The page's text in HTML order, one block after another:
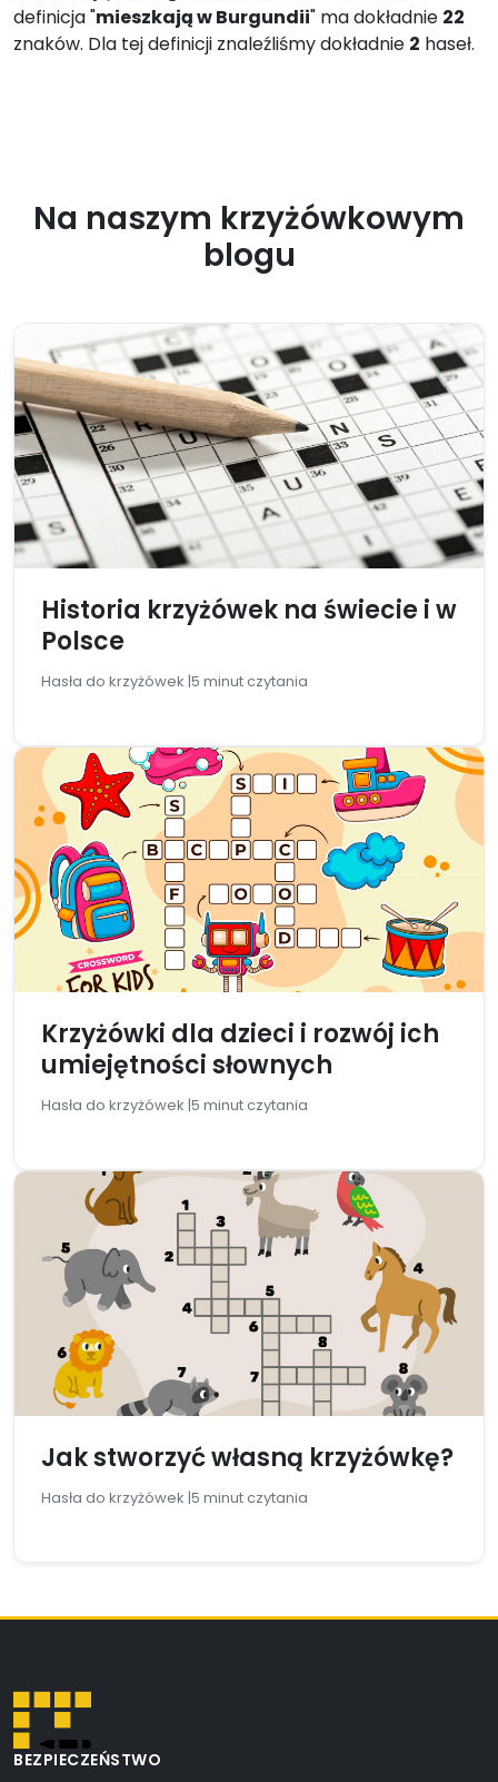
definicja "mieszkają w Burgundii" ma dokładnie 22
znaków. Dla tej definicji znaleźliśmy dokładnie 2 haseł.
Na naszym krzyżówkowym
blogu
Historia krzyżówek na świecie i w
Polsce
Hasła do krzyżówek |5 minut czytania
Krzyżówki dla dzieci i rozwój ich
umiejętności słownych
Hasła do krzyżówek |5 minut czytania
Jak stworzyć własną krzyżówkę?
Hasła do krzyżówek |5 minut czytania
BEZPIECZEŃSTWO